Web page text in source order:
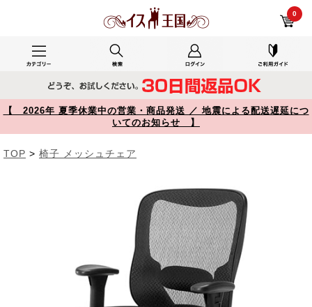
0
【 2026年 夏季休業中の営業・商品発送 ／ 地震による配送遅延につ
いてのお知らせ 】
TOP > 椅子 メッシュチェア